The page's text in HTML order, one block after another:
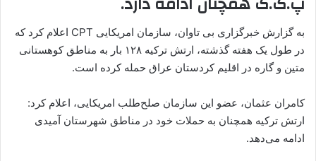
به گزارش خبرگزاری بی تاوان، سازمان امریکایی CPT اعلام کرد که
در طول یک هفته گذشته، ارتش ترکیه ۱۲۸ بار به مناطق کوهستانی
متین و گاره در اقلیم کردستان عراق حمله کرده است.
کامران عثمان، عضو این سازمان صلح‌طلب امریکایی، اعلام کرد:
ارتش ترکیه همچنان به حملات خود در مناطق شهرستان آمیدی
ادامه می‌دهد.